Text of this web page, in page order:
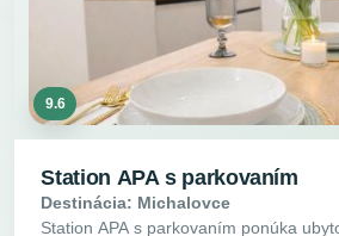
9.6
Station APA s parkovaním
Destinácia: Michalovce
Station APA s parkovaním ponúka